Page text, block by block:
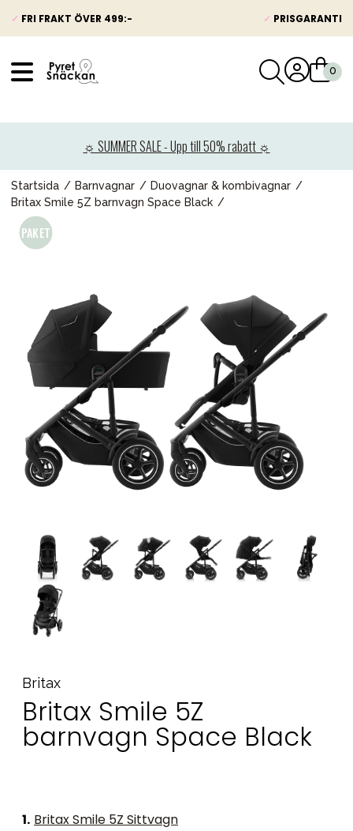
✓ FRI FRAKT ÖVER 499:- ✓ PRISGARANTI
☼ SUMMER SALE - Upp till 50% rabatt ☼
Startsida Barnvagnar
Duovagnar & kombivagnar
Britax Smile 5Z barnvagn Space Black
Britax
Britax Smile 5Z
barnvagn Space Black
1. Britax Smile 5Z Sittvagn
Barnvagnar
Bilbarnstolar
Förälder
Möbler & bädd
Tillbehör
Reservdelar
Kampanjer
Presenttips
Våra favoriter
Sol och bad Outlet
Guider
Kontakta oss